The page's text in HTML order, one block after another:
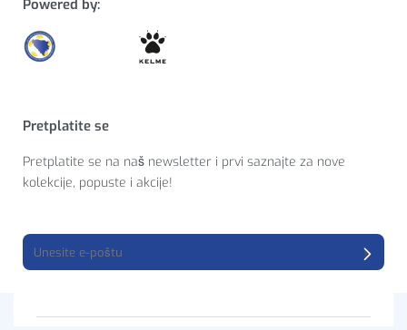
Powered by:
Pretplatite se
Pretplatite se na naš newsletter i prvi saznajte za nove
kolekcije, popuste i akcije!